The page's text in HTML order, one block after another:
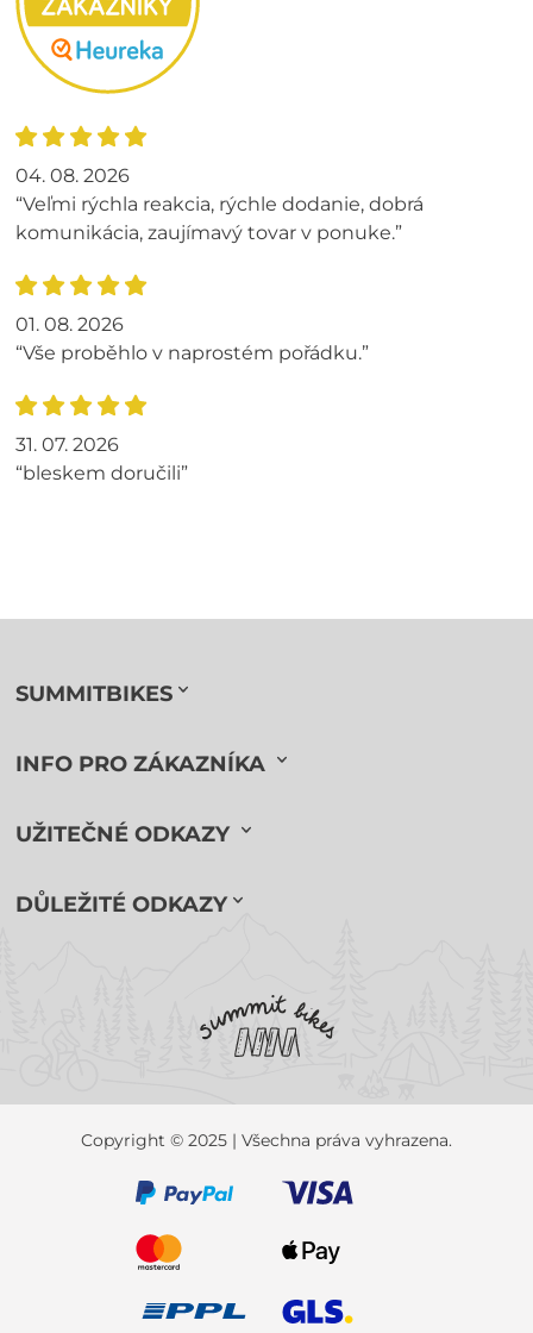
04. 08. 2026
“Veľmi rýchla reakcia, rýchle dodanie, dobrá
komunikácia, zaujímavý tovar v ponuke.”
01. 08. 2026
“Vše proběhlo v naprostém pořádku.”
31. 07. 2026
“bleskem doručili”
SUMMITBIKES
INFO PRO ZÁKAZNÍKA
UŽITEČNÉ ODKAZY
DŮLEŽITÉ ODKAZY
Copyright © 2025 | Všechna práva vyhrazena.